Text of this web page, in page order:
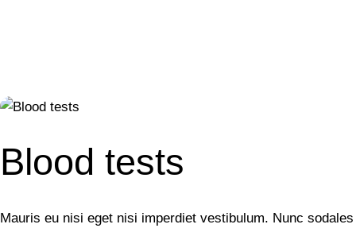
Blood tests
Mauris eu nisi eget nisi imperdiet vestibulum. Nunc